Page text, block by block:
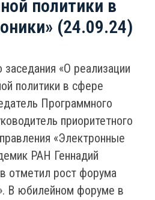
политики в
(24.09.24)
«О реализации
политики в сфере
Программного
приоритетного
«Электронные
РАН Геннадий
отметил рост форума
В юбилейном форуме в